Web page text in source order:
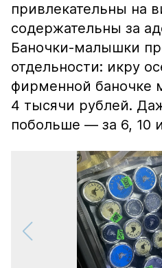
привлекательны на
содержательны за
Баночки-малышки
отдельности: икру
фирменной баночке
4 тысячи рублей.
побольше — за 6, 10